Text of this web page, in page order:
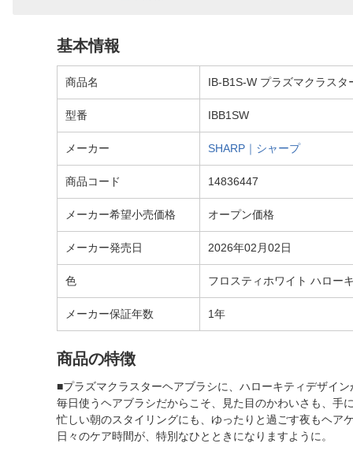
基本情報
商品名 IB-B1S-W プラズマクラスタ
型番 IBB1SW
メーカー SHARP｜シャープ
商品コード 14836447
メーカー希望小売価格 オープン価格
メーカー発売日 2026年02月02日
色 フロスティホワイト ハロー
メーカー保証年数 1年
商品の特徴
■プラズマクラスターヘアブラシに、ハローキティデザイン
毎日使うヘアブラシだからこそ、見た目のかわいさも、手
忙しい朝のスタイリングにも、ゆったりと過ごす夜もヘア
日々のケア時間が、特別なひとときになりますように。